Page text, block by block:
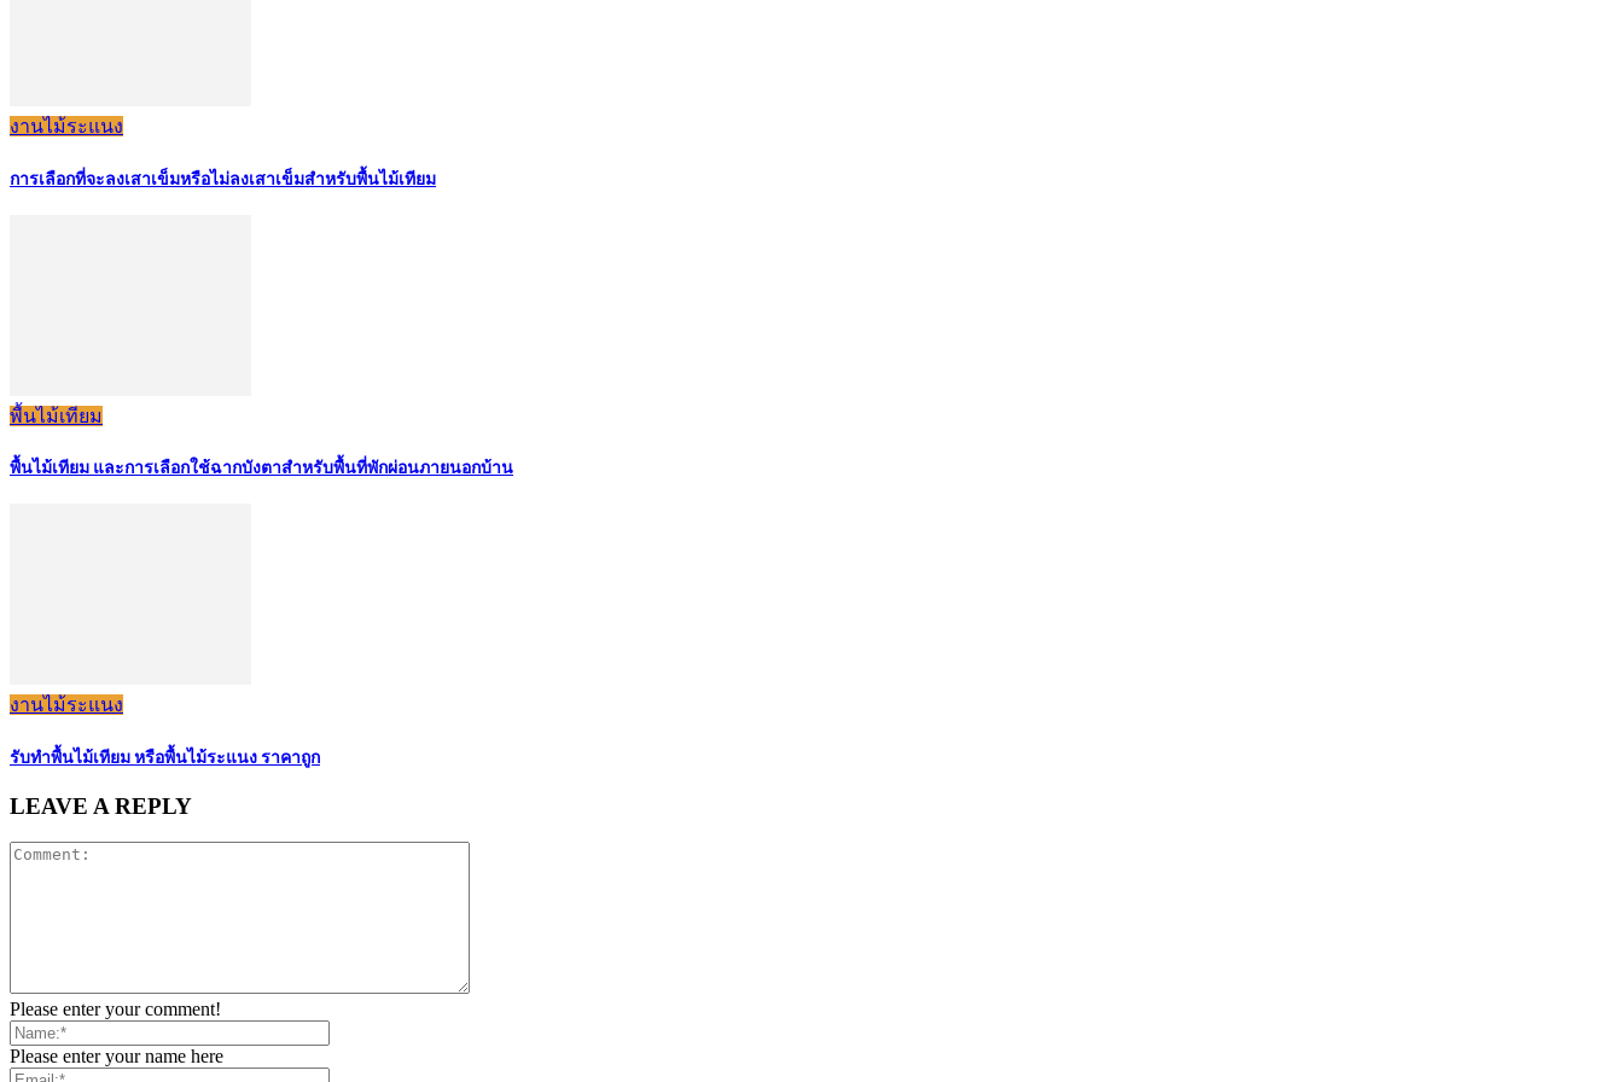
งานไม้ระแนง
การเลือกที่จะลงเสาเข็มหรือไม่ลงเสาเข็มสำหรับพื้นไม้เทียม
พื้นไม้เทียม
พื้นไม้เทียม และการเลือกใช้ฉากบังตาสำหรับพื้นที่พักผ่อนภายนอกบ้าน
งานไม้ระแนง
รับทำพื้นไม้เทียม หรือพื้นไม้ระแนง ราคาถูก
LEAVE A REPLY
Please enter your comment!
Please enter your name here